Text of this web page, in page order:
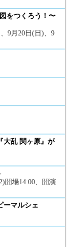
をつくろう！〜
9月20日(日)、9
大乱 関ヶ原』が
開場14:00、開演
ーマルシェ